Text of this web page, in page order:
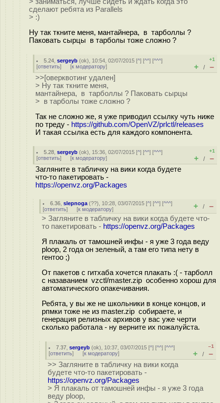
сделают ребята из Parallels
> :)
Ну так ткните меня, мантайнера, в тарболлы ?
Паковать сырцы в тарболы тоже сложно ?
5.24 ,sergeyb (ok), 10:54, 02/07/2015 [^] [^^] [^^^]
[ответить] [к модератору]
+1
+ / –
>>[оверквотинг удален]
> Ну так ткните меня,
мантайнера, в тарболлы ? Паковать сырцы
> в тарболы тоже сложно ?
Так не сложно же, я уже приводил ссылку чуть ниже
по треду - https://github.com/OpenVZ/prlctl/releases
И такая ссылка есть для каждого компонента.
5.28 ,sergeyb (ok), 15:36, 02/07/2015 [^] [^^] [^^^]
[ответить] [к модератору]
+1
+ / –
Загляните в табличку на вики когда будете
что-то пакетировать -
https://openvz.org/Packages
6.36 ,slepnoga (??), 10:28, 03/07/2015 [^] [^^] [^^^]
[ответить] [к модератору] + / –
> Загляните в табличку на вики когда будете что-
то пакетировать - https://openvz.org/Packages
Я плакаль от тамошней инфы - я уже 3 года веду
ploop, 2 года он зеленый, а там его типа нету в
гентоо ;)
От пакетов с гитхаба хочется плакать :( - тарболл
с назаванием vzctl/master.zip особенно хорош для
автоматического опакечивания.
Ребята, у вы же не школьники в конце концов, и
рпмки тоже не из master.zip собираете, и
генерация релизных архивов у вас уже черти
сколько работала - ну верните их пожалуйста.
7.37 ,sergeyb (ok), 10:37, 03/07/2015 [^] [^^] [^^^]
[ответить] [к модератору]
–1
+ / –
>> Загляните в табличку на вики когда
будете что-то пакетировать -
https://openvz.org/Packages
> Я плакаль от тамошней инфы - я уже 3 года
веду ploop,